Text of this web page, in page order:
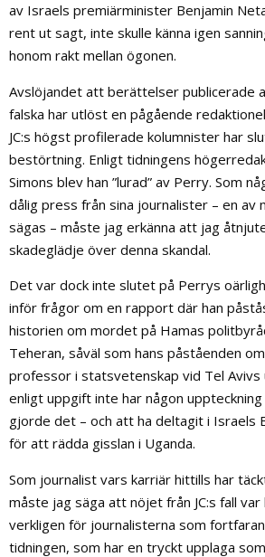
av Israels premiärminister Benjamin
rent ut sagt, inte skulle känna igen
honom rakt mellan ögonen.
Avslöjandet att berättelser publicerade
falska har utlöst en pågående
JC:s högst profilerade kolumnister har
bestörtning. Enligt tidningens
Simons blev han ”lurad” av Perry. Som
dålig press från sina journalister – en av
sägas – måste jag erkänna att jag
skadeglädje över denna skandal.
Det var dock inte slutet på Perrys
inför frågor om en rapport där han
historien om mordet på Hamas
Teheran, såväl som hans påståenden
professor i statsvetenskap vid Tel
enligt uppgift inte har någon
gjorde det – och att ha deltagit i Israels
för att rädda gisslan i Uganda.
Som journalist vars karriär hittills har
måste jag säga att nöjet från JC:s fall var
verkligen för journalisterna som
tidningen, som har en tryckt upplaga